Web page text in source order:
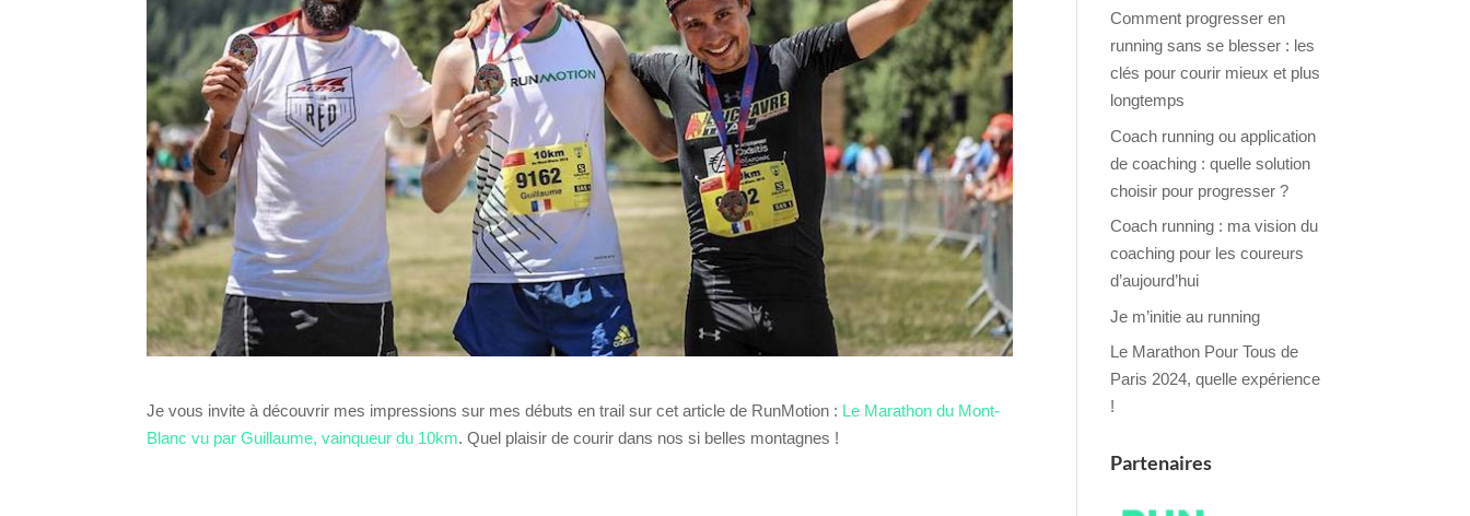
Je vous invite à découvrir mes impressions sur mes débuts en trail sur cet article de RunMotion : Le Marathon du Mont-
Blanc vu par Guillaume, vainqueur du 10km. Quel plaisir de courir dans nos si belles montagnes !
Comment progresser en
running sans se blesser : les
clés pour courir mieux et plus
longtemps
Coach running ou application
de coaching : quelle solution
choisir pour progresser ?
Coach running : ma vision du
coaching pour les coureurs
d’aujourd’hui
Je m’initie au running
Le Marathon Pour Tous de
Paris 2024, quelle expérience
!
Partenaires